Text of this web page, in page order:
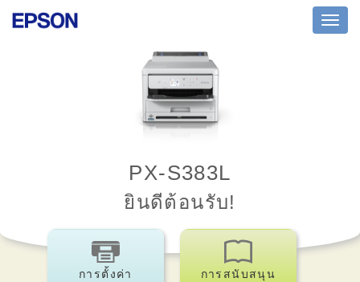
PX-S383L
ยินดีต้อนรับ!
การตั้งค่า การสนับสนุน